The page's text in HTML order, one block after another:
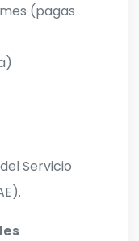
(pagas
Servicio